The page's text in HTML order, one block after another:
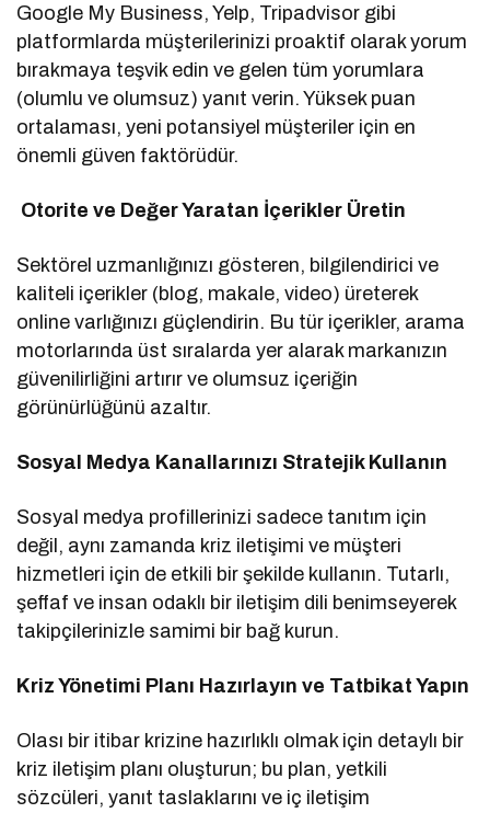
Google My Business, Yelp, Tripadvisor gibi
platformlarda müşterilerinizi proaktif olarak yorum
bırakmaya teşvik edin ve gelen tüm yorumlara
(olumlu ve olumsuz) yanıt verin. Yüksek puan
ortalaması, yeni potansiyel müşteriler için en
önemli güven faktörüdür.
Otorite ve Değer Yaratan İçerikler Üretin
Sektörel uzmanlığınızı gösteren, bilgilendirici ve
kaliteli içerikler (blog, makale, video) üreterek
online varlığınızı güçlendirin. Bu tür içerikler, arama
motorlarında üst sıralarda yer alarak markanızın
güvenilirliğini artırır ve olumsuz içeriğin
görünürlüğünü azaltır.
Sosyal Medya Kanallarınızı Stratejik Kullanın
Sosyal medya profillerinizi sadece tanıtım için
değil, aynı zamanda kriz iletişimi ve müşteri
hizmetleri için de etkili bir şekilde kullanın. Tutarlı,
şeffaf ve insan odaklı bir iletişim dili benimseyerek
takipçilerinizle samimi bir bağ kurun.
Kriz Yönetimi Planı Hazırlayın ve Tatbikat Yapın
Olası bir itibar krizine hazırlıklı olmak için detaylı bir
kriz iletişim planı oluşturun; bu plan, yetkili
sözcüleri, yanıt taslaklarını ve iç iletişim